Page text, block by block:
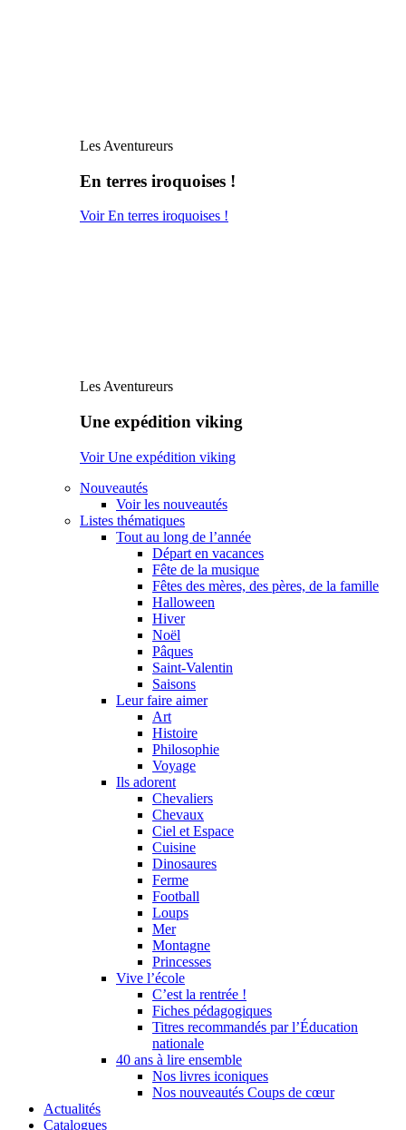
Les Aventureurs
En terres iroquoises !
Voir En terres iroquoises !
Les Aventureurs
Une expédition viking
Voir Une expédition viking
Nouveautés
Voir les nouveautés
Listes thématiques
Tout au long de l’année
Départ en vacances
Fête de la musique
Fêtes des mères, des pères, de la famille
Halloween
Hiver
Noël
Pâques
Saint-Valentin
Saisons
Leur faire aimer
Art
Histoire
Philosophie
Voyage
Ils adorent
Chevaliers
Chevaux
Ciel et Espace
Cuisine
Dinosaures
Ferme
Football
Loups
Mer
Montagne
Princesses
Vive l’école
C’est la rentrée !
Fiches pédagogiques
Titres recommandés par l’Éducation
nationale
40 ans à lire ensemble
Nos livres iconiques
Nos nouveautés Coups de cœur
Actualités
Catalogues